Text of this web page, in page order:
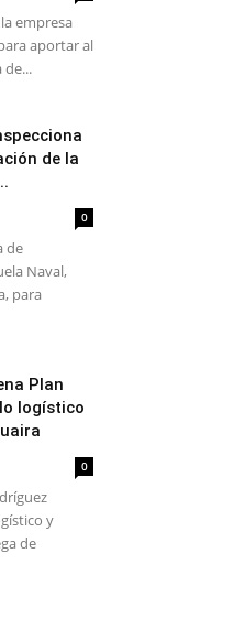
empresa
aportar al
de...
de la
0
de
Naval,
para
Plan
logístico
0
y
de